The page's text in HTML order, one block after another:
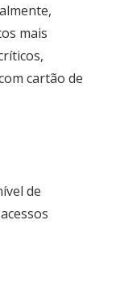
mais
cartão de
de